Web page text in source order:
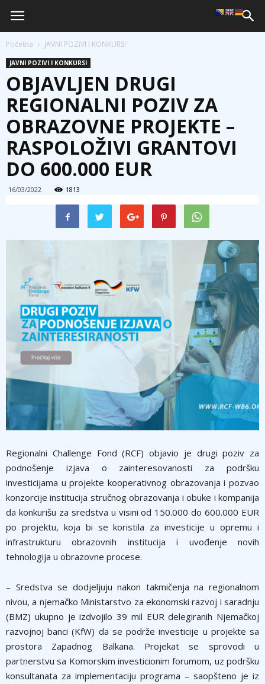
Početna JAVNI POZIVI I KONKURSI
JAVNI POZIVI I KONKURSI
OBJAVLJEN DRUGI
REGIONALNI POZIV ZA
OBRAZOVNE PROJEKTE –
RASPOLOŽIVI GRANTOVI
DO 600.000 EUR
16/03/2022 1813
Regionalni Challenge Fond (RCF) objavio je drugi poziv za
podnošenje izjava o zainteresovanosti za podršku
investicijama u projekte kooperativnog obrazovanja i pozvao
konzorcije institucija stručnog obrazovanja i obuke i kompanija
da konkurišu za sredstva u visini od 150.000 do 600.000 EUR
po projektu, koja bi se koristila za investicije u opremu i
infrastrukturu obrazovnih institucija i uvođenje novih
tehnologija u obrazovne procese.
– Sredstva se dodjeljuju nakon takmičenja na regionalnom
nivou, a njemačko Ministarstvo za ekonomski razvoj i saradnju
(BMZ) ukupno je izdvojilo 39 mil EUR delegiranih Njemačkoj
razvojnoj banci (KfW) da se podrže investicije u projekte sa
prostora Zapadnog Balkana. Projekat se sprovodi u
partnerstvu sa Komorskim investicionim forumom, uz podršku
konsultanata za implementaciju programa – saopšteno je iz